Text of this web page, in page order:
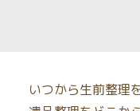
いつから生前整理